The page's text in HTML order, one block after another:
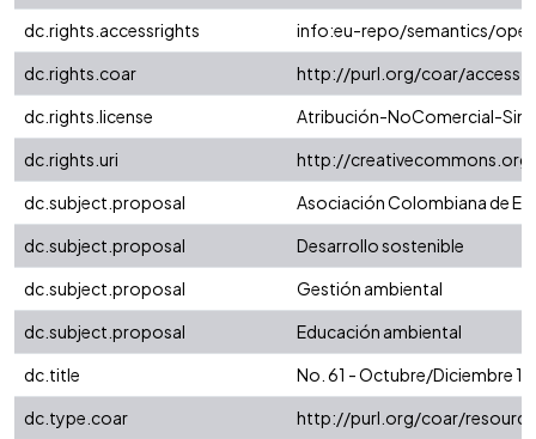
dc.rights.accessrights
info:eu-repo/semantics/
dc.rights.coar
http://purl.org/coar/
dc.rights.license
Atribución-NoComercial-
dc.rights.uri
http://
dc.subject.proposal
Asociación Colombiana de
dc.subject.proposal
Desarrollo sostenible
dc.subject.proposal
Gestión ambiental
dc.subject.proposal
Educación ambiental
dc.title
No. 61 - Octubre/Diciembre
dc.type.coar
http://purl.org/coar/